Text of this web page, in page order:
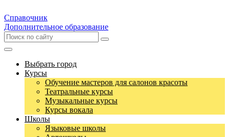
Справочник
Дополнительное образование
Выбрать город
Курсы
Обучение мастеров для салонов красоты
Театральные курсы
Музыкальные курсы
Курсы вокала
Школы
Языковые школы